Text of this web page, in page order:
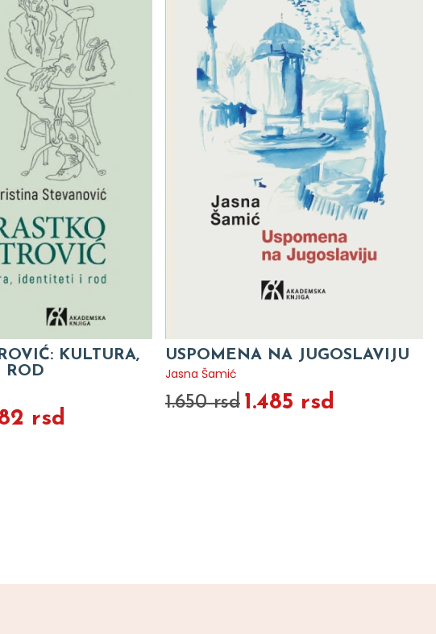
KULTURA,
ROD
rsd
USPOMENA NA JUGOSLAVIJU
Jasna Šamić
1.650 rsd 1.485 rsd